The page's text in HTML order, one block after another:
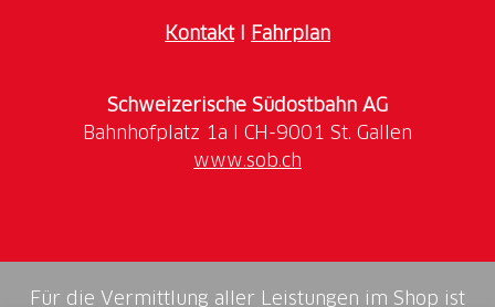
KontaktI Fahrplan
Schweizerische Südostbahn AG
www.sob.ch
Für die Vermittlung aller Leistungen im Shop ist